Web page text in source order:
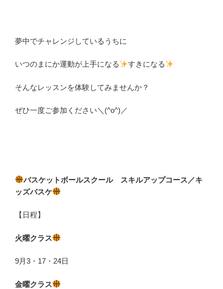
夢中でチャレンジしているうちに
いつのまにか運動が上手になる すきになる
そんなレッスンを体験してみませんか？
ぜひ一度ご参加ください＼(^o^)／
バスケットボールスクール スキルアップコース／キ
ッズバスケ
【日程】
火曜クラス
9月3・17・24日
金曜クラス